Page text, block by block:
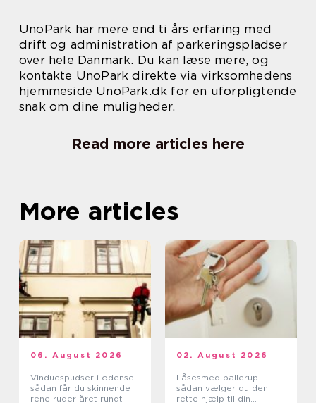
UnoPark har mere end ti års erfaring med
drift og administration af parkeringspladser
over hele Danmark. Du kan læse mere, og
kontakte UnoPark direkte via virksomhedens
hjemmeside UnoPark.dk for en uforpligtende
snak om dine muligheder.
Read more articles here
More articles
06. August 2026
Vinduespudser i odense
sådan får du skinnende
rene ruder året rundt
02. August 2026
Låsesmed ballerup
sådan vælger du den
rette hjælp til din